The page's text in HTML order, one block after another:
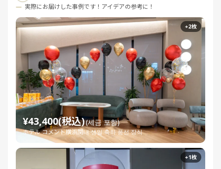
実際にお届けした事例です！アイデアの参考に！
+2枚
¥43,400(税込)(세금 포함)
ホテル コメント横浜関내 생일 축하 풍선 장식
+1枚